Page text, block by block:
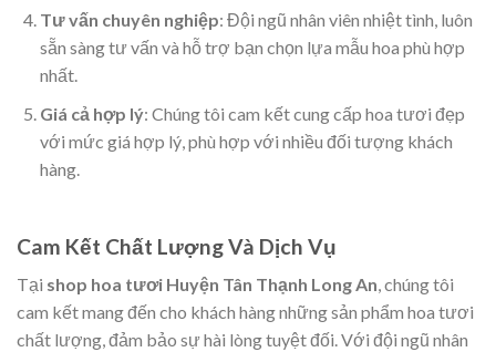
Tư vấn chuyên nghiệp: Đội ngũ nhân viên nhiệt tình, luôn
sẵn sàng tư vấn và hỗ trợ bạn chọn lựa mẫu hoa phù hợp
nhất.
Giá cả hợp lý: Chúng tôi cam kết cung cấp hoa tươi đẹp
với mức giá hợp lý, phù hợp với nhiều đối tượng khách
hàng.
Cam Kết Chất Lượng Và Dịch Vụ
Tại shop hoa tươi Huyện Tân Thạnh Long An, chúng tôi
cam kết mang đến cho khách hàng những sản phẩm hoa tươi
chất lượng, đảm bảo sự hài lòng tuyệt đối. Với đội ngũ nhân